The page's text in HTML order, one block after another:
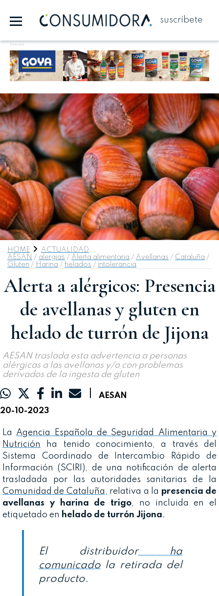
suscríbete
Publicidad
HOME
ACTUALIDAD
AESAN / alergias / Alerta alimentaria / Avellanas / Cataluña /
Gluten / Harina / helados / intolerancia
Alerta a alérgicos: Presencia
de avellanas y gluten en
helado de turrón de Jijona
AESAN traslada esta advertencia a personas
alérgicas a las avellanas y/o con problemas
derivados de la ingesta de gluten
AESAN
20-10-2023
La Agencia Española de Seguridad Alimentaria y
Nutrición
ha tenido conocimiento, a través del
Sistema Coordinado de Intercambio Rápido de
Información (SCIRI), de una notificación de alerta
trasladada por las autoridades sanitarias de la
Comunidad de Cataluña , relativa a la presencia de
avellanas y harina de trigo, no incluida en el
etiquetado en helado de turrón Jijona.
El distribuidorha
comunicado la retirada del
producto.